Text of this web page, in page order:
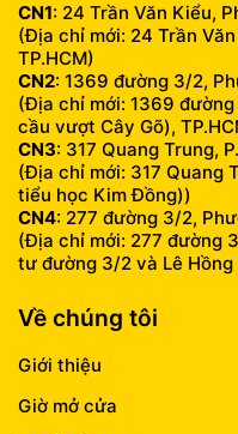
CN1: 24 Trần Văn Kiểu,
(Địa chỉ mới: 24 Trần
TP.HCM)
CN2: 1369 đường 3/2,
(Địa chỉ mới: 1369
cầu vượt Cây Gõ),
CN3: 317 Quang Trung,
(Địa chỉ mới: 317 Quang
tiểu học Kim Đồng))
CN4: 277 đường 3/2,
(Địa chỉ mới: 277 đường
tư đường 3/2 và Lê Hồng
Về chúng tôi
Giới thiệu
Giờ mở cửa